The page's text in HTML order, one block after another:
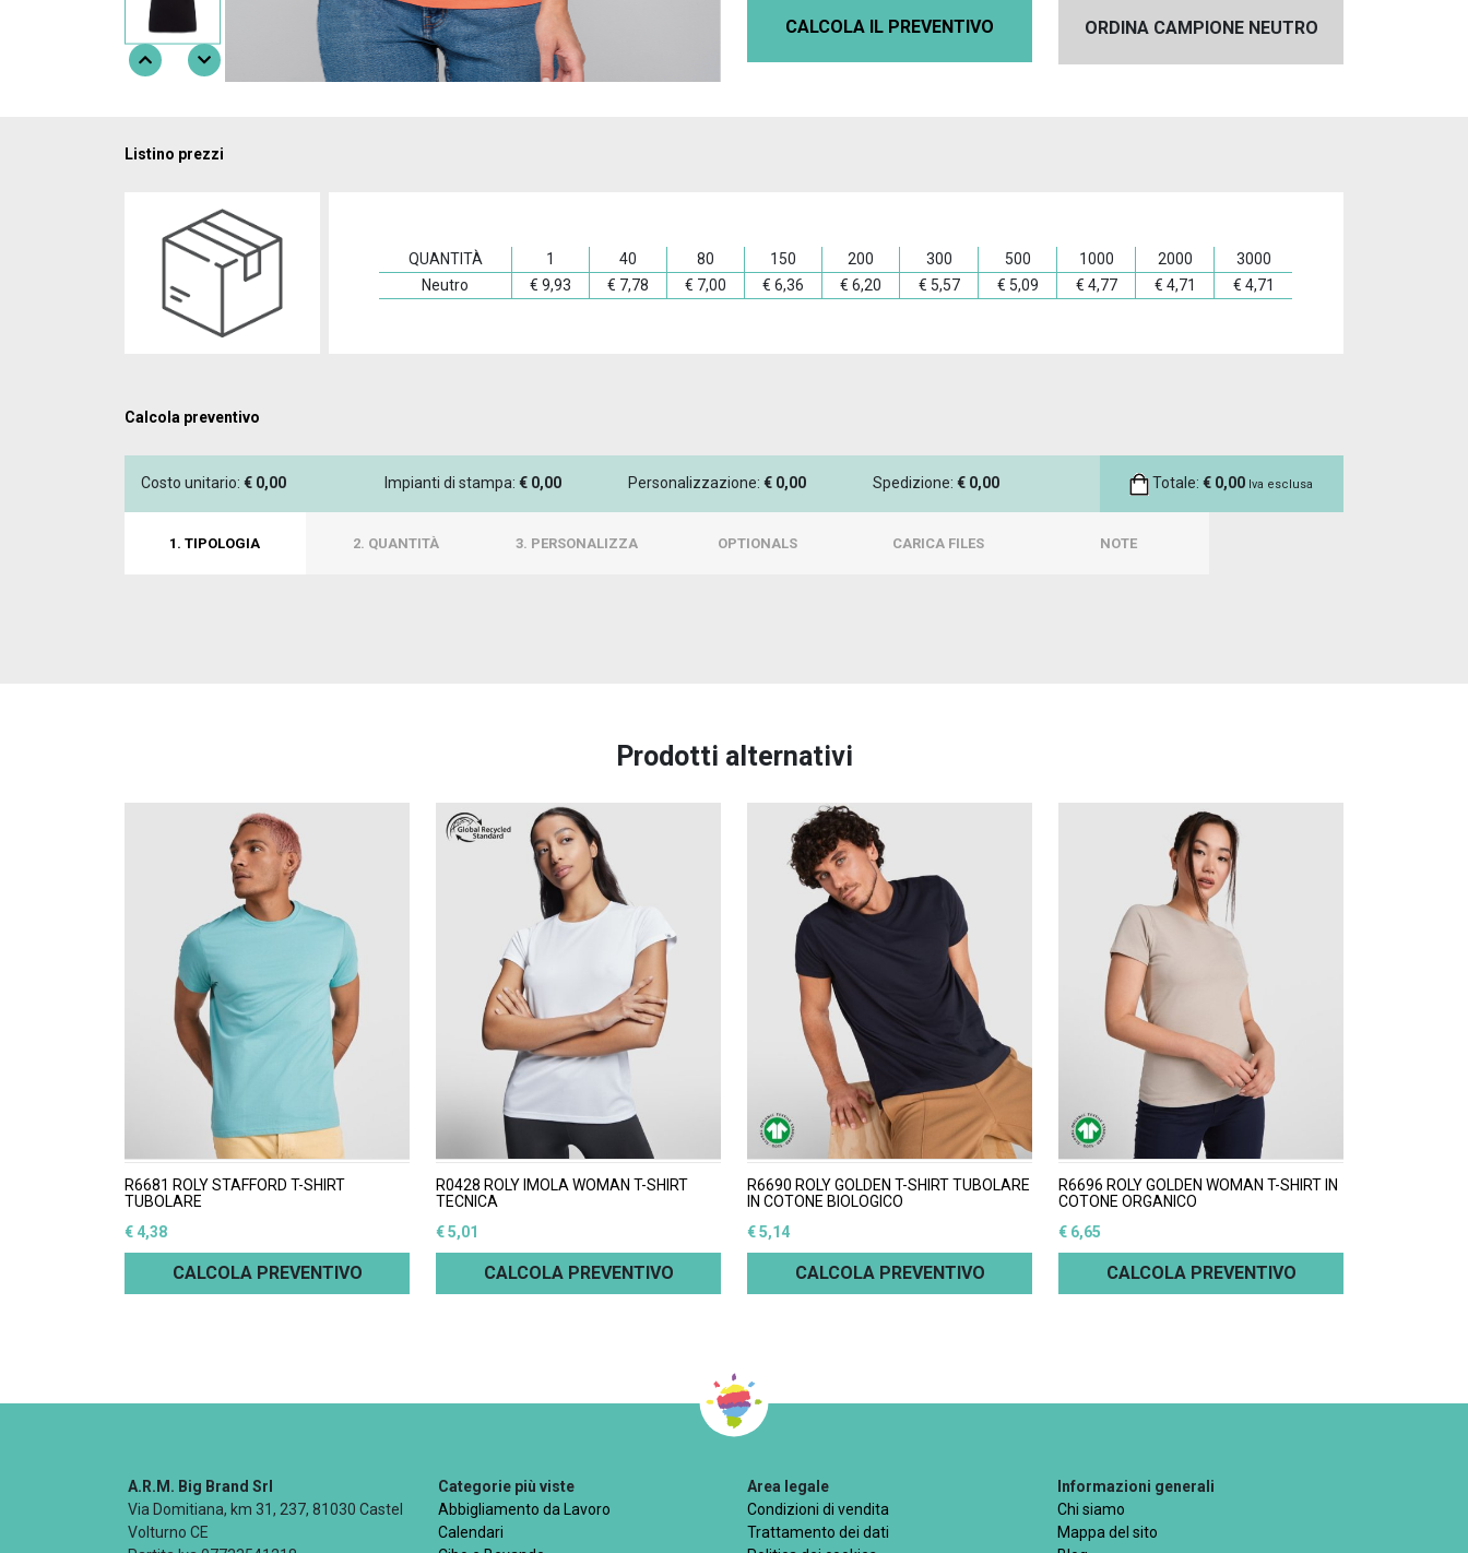
CALCOLA IL PREVENTIVO ORDINA CAMPIONE NEUTRO
Listino prezzi
QUANTITÀ 1 40 80 150 200 300 500 1000 2000
3000
Neutro
€ 9,93 € 7,78 € 7,00 € 6,36 € 6,20 € 5,57 € 5,09 € 4,77 € 4,71 € 4,71
Calcola preventivo
Costo unitario: € 0,00 Impianti di stampa:€ 0,00 Personalizzazione:€ 0,00 Spedizione: € 0,00 Totale:€ 0,00 Iva esclusa
1. TIPOLOGIA 2. QUANTITÀ 3. PERSONALIZZA OPTIONALS CARICA FILES NOTE
Prodotti alternativi
R6681 ROLY STAFFORD T-SHIRT
TUBOLARE
€ 4,38
CALCOLA PREVENTIVO
R0428 ROLY IMOLA WOMAN T-SHIRT
TECNICA
€ 5,01
CALCOLA PREVENTIVO
R6690 ROLY GOLDEN T-SHIRT TUBOLARE
IN COTONE BIOLOGICO
€ 5,14
CALCOLA PREVENTIVO
R6696 ROLY GOLDEN WOMAN T-SHIRT IN
COTONE ORGANICO
€ 6,65
CALCOLA PREVENTIVO
A.R.M. Big Brand Srl
Via Domitiana, km 31, 237, 81030 Castel
Volturno CE
Categorie più viste
Abbigliamento da Lavoro
Calendari
Area legale
Condizioni di vendita
Trattamento dei dati
Informazioni generali
Chi siamo
Mappa del sito